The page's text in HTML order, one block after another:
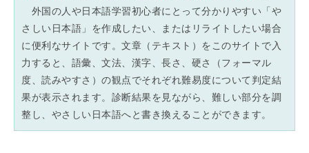
外国の人や日本語学習初心者にとって分かりやすい「や
さしい日本語」を作成したい、またはリライトしたい場合
に便利なサイトです。文章（テキスト）をこのサイトで入
力すると、語彙、文法、漢字、長さ、硬さ（フォーマル
度、読みやすさ）の観点でそれぞれ難易度について判定結
果が表示されます。診断結果を見ながら、難しい部分を調
整し、やさしい日本語へと書き換えることができます。